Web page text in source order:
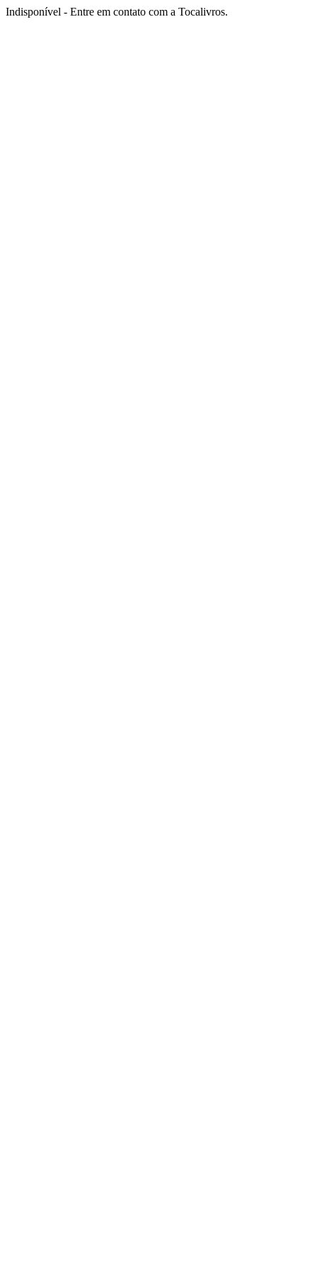
Indisponível - Entre em contato com a Tocalivros.